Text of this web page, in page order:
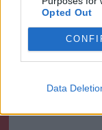
Opted Out
Data